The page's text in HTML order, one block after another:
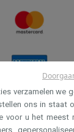
verzamelen we
ons in staat
voor u het meest